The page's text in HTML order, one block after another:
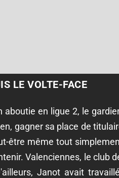
LE VOLTE-FACE
aboutie en ligue 2, le
gagner sa place de
être même tout
Valenciennes, le club
Janot avait